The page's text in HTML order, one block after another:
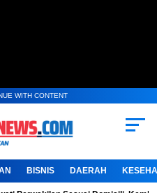
WITH CONTENT
BISNIS DAERAH